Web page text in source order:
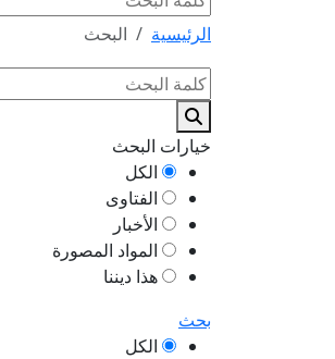
الرئيسية البحث
خيارات البحث
الكل
الفتاوى
الأخبار
المواد المصورة
هذا ديننا
بحث
الكل